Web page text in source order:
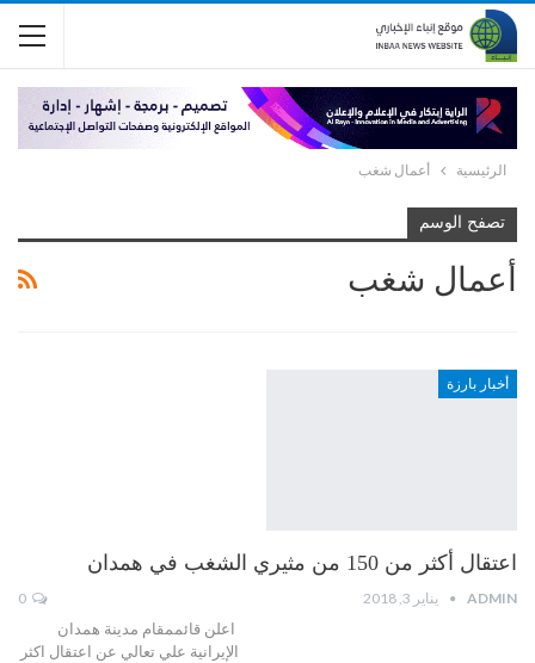
الرئيسية أعمال شغب
تصفح الوسم
أعمال شغب
أخبار بارزة
اعتقال أكثر من 150 من مثيري الشغب في همدان
ADMIN يناير 3, 2018
اعلن قائممقام مدينة همدان
الإيرانية علي تعالي عن اعتقال اكثر